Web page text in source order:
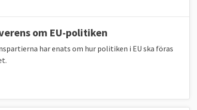
om EU-politiken
har enats om hur politiken i EU ska föras